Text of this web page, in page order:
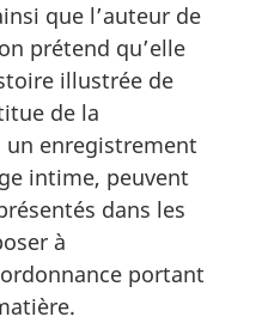
que l’auteur de
prétend qu’elle
illustrée de
de la
enregistrement
intime, peuvent
dans les
à
portant